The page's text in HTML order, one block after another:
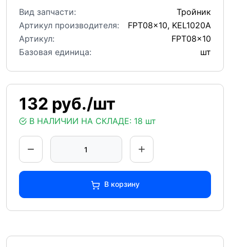
132 руб./шт
В НАЛИЧИИ НА СКЛАДЕ: 18 шт
В корзину
Вид запчасти:
Тройник
Артикул производителя:
FPT08x10, KEL1020A
Артикул:
FPT08x10
Базовая единица:
шт